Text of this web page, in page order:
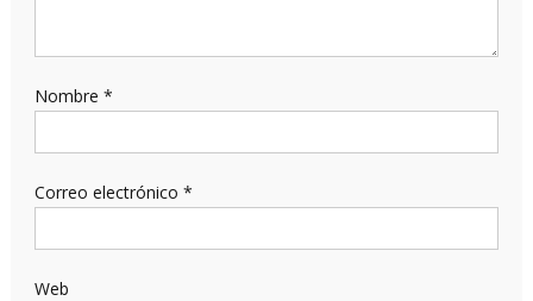
Nombre *
Correo electrónico *
Web